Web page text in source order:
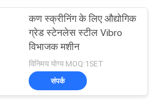
कण स्क्रीनिंग के लिए औद्योगिक
ग्रेड स्टेनलेस स्टील Vibro
विभाजक मशीन
विनिमय योग्य MOQ:1SET
संपर्क